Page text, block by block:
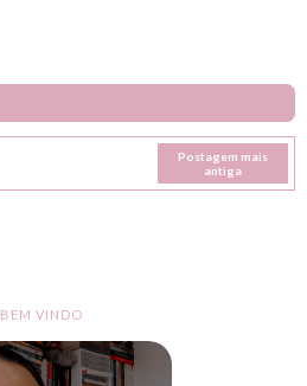
Postagem mais
antiga
BEM VINDO